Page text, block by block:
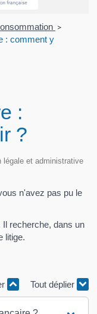
>
: comment y
:
?
légale et administrative
n'avez pas pu le
recherche, dans un
litige.
Tout déplier